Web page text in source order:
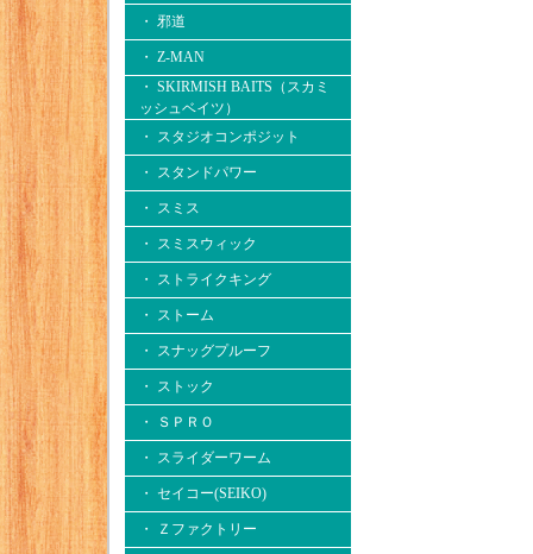
・ 邪道
・ Z-MAN
・ SKIRMISH BAITS（スカミ
ッシュベイツ）
・ スタジオコンポジット
・ スタンドパワー
・ スミス
・ スミスウィック
・ ストライクキング
・ ストーム
・ スナッグプルーフ
・ ストック
・ ＳＰＲＯ
・ スライダーワーム
・ セイコー(SEIKO)
・ Ｚファクトリー